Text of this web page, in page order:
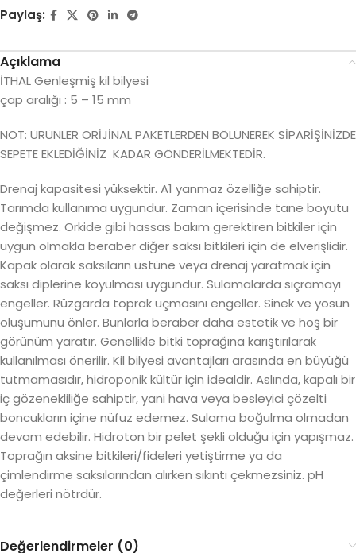
Paylaş:
Açıklama
İTHAL Genleşmiş kil bilyesi
çap aralığı : 5 – 15 mm
NOT: ÜRÜNLER ORİJİNAL PAKETLERDEN BÖLÜNEREK SİPARİŞİNİZDE
SEPETE EKLEDİĞİNİZ KADAR GÖNDERİLMEKTEDİR.
Drenaj kapasitesi yüksektir. A1 yanmaz özelliğe sahiptir.
Tarımda kullanıma uygundur. Zaman içerisinde tane boyutu
değişmez. Orkide gibi hassas bakım gerektiren bitkiler için
uygun olmakla beraber diğer saksı bitkileri için de elverişlidir.
Kapak olarak saksıların üstüne veya drenaj yaratmak için
saksı diplerine koyulması uygundur. Sulamalarda sıçramayı
engeller. Rüzgarda toprak uçmasını engeller. Sinek ve yosun
oluşumunu önler. Bunlarla beraber daha estetik ve hoş bir
görünüm yaratır. Genellikle bitki toprağına karıştırılarak
kullanılması önerilir. Kil bilyesi avantajları arasında en büyüğü
tutmamasıdır, hidroponik kültür için idealdir. Aslında, kapalı bir
iç gözenekliliğe sahiptir, yani hava veya besleyici çözelti
boncukların içine nüfuz edemez. Sulama boğulma olmadan
devam edebilir. Hidroton bir pelet şekli olduğu için yapışmaz.
Toprağın aksine bitkileri/fideleri yetiştirme ya da
çimlendirme saksılarından alırken sıkıntı çekmezsiniz. pH
değerleri nötrdür.
Değerlendirmeler (0)